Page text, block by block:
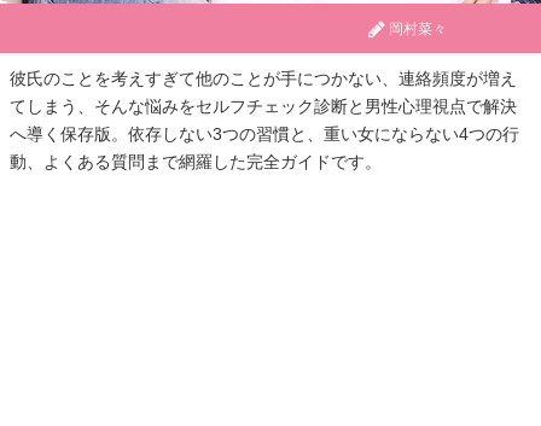
岡村菜々
彼氏のことを考えすぎて他のことが手につかない、連絡頻度が増え
てしまう、そんな悩みをセルフチェック診断と男性心理視点で解決
へ導く保存版。依存しない3つの習慣と、重い女にならない4つの行
動、よくある質問まで網羅した完全ガイドです。